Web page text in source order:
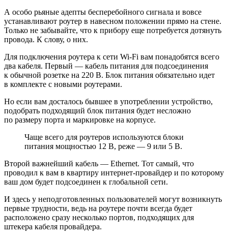
А особо рьяные адепты бесперебойного сигнала и вовсе
устанавливают роутер в навесном положении прямо на стене.
Только не забывайте, что к прибору еще потребуется дотянуть
провода. К слову, о них.
Для подключения роутера к сети Wi-Fi вам понадобятся всего
два кабеля. Первый — кабель питания для подсоединения
к обычной розетке на 220 В. Блок питания обязательно идет
в комплекте с новыми роутерами.
Но если вам досталось бывшее в употреблении устройство,
подобрать подходящий блок питания будет несложно
по размеру порта и маркировке на корпусе.
Чаще всего для роутеров используются блоки
питания мощностью 12 В, реже — 9 или 5 В.
Второй важнейший кабель — Ethernet. Тот самый, что
проводил к вам в квартиру интернет-провайдер и по которому
ваш дом будет подсоединен к глобальной сети.
И здесь у неподготовленных пользователей могут возникнуть
первые трудности, ведь на роутере почти всегда будет
расположено сразу несколько портов, подходящих для
штекера кабеля провайдера.